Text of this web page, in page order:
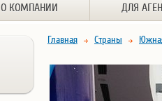
О КОМПАНИИ ДЛЯ
Главная Страны